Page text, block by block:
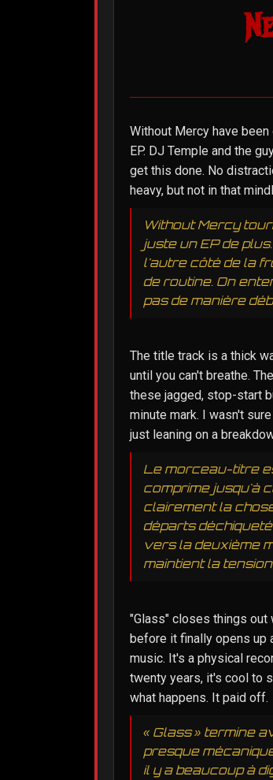
Without Mercy have
EP. DJ Temple and the
get this done. No
heavy, but not in that
Without Mercy
juste un EP de
l'autre côté de la
de routine. On
pas de manière
The title track is a thick
until you can't breathe.
these jagged, stop-start
minute mark. I wasn't
just leaning on a
Le morceau-titre
comprime jusqu'à
clairement la
départs
vers la deuxième
maintient la
"Glass" closes things out
before it finally opens up
music. It's a physical
twenty years, it's cool to
what happens. It paid off.
« Glass » termine
presque
il y a beaucoup à